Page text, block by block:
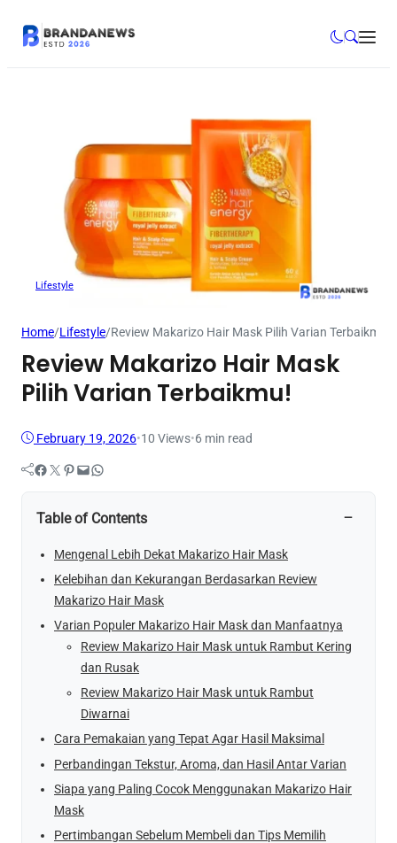
Lifestyle
Home/Lifestyle/Review Makarizo Hair Mask Pilih Varian Terbaikmu!
Review Makarizo Hair Mask
Pilih Varian Terbaikmu!
February 19, 2026•10 Views•6 min read
Facebook Twitter Pinterest Mail WhatsApp
Table of Contents −
Mengenal Lebih Dekat Makarizo Hair Mask
Kelebihan dan Kekurangan Berdasarkan Review
Makarizo Hair Mask
Varian Populer Makarizo Hair Mask dan Manfaatnya
Review Makarizo Hair Mask untuk Rambut Kering
dan Rusak
Review Makarizo Hair Mask untuk Rambut
Diwarnai
Cara Pemakaian yang Tepat Agar Hasil Maksimal
Perbandingan Tekstur, Aroma, dan Hasil Antar Varian
Siapa yang Paling Cocok Menggunakan Makarizo Hair
Mask
Pertimbangan Sebelum Membeli dan Tips Memilih